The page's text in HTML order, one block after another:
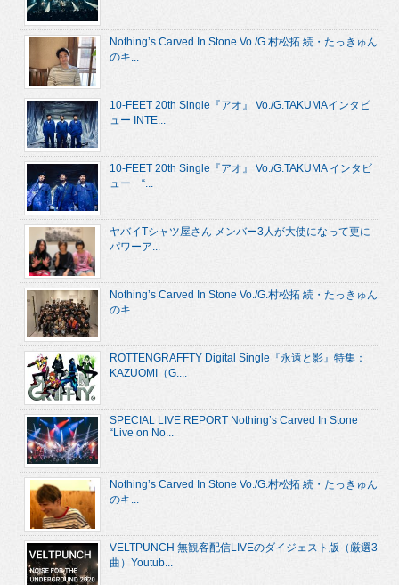
Nothing’s Carved In Stone Vo./G.村松拓 続・たっきゅん
のキ...
10-FEET 20th Single『アオ』 Vo./G.TAKUMAインタビ
ュー INTE...
10-FEET 20th Single『アオ』 Vo./G.TAKUMA インタビ
ュー “...
ヤバイTシャツ屋さん メンバー3人が大使になって更に
パワーア...
Nothing’s Carved In Stone Vo./G.村松拓 続・たっきゅん
のキ...
ROTTENGRAFFTY Digital Single『永遠と影』特集：
KAZUOMI（G....
SPECIAL LIVE REPORT Nothing’s Carved In Stone
“Live on No...
Nothing’s Carved In Stone Vo./G.村松拓 続・たっきゅん
のキ...
VELTPUNCH 無観客配信LIVEのダイジェスト版（厳選3
曲）Youtub...